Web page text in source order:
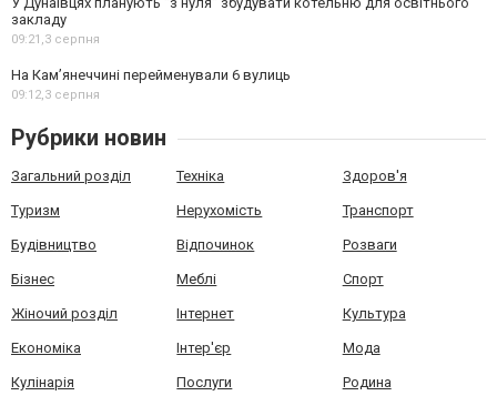
закладу
09:21,3 серпня
На Камʼянеччині перейменували 6 вулиць
09:12,3 серпня
Рубрики новин
Загальний розділ Техніка Здоров'я
Туризм Нерухомість Транспорт
Будівництво Відпочинок Розваги
Бізнес Меблі Спорт
Жіночий розділ Інтернет Культура
Економіка Інтер'єр Мода
Кулінарія Послуги Родина